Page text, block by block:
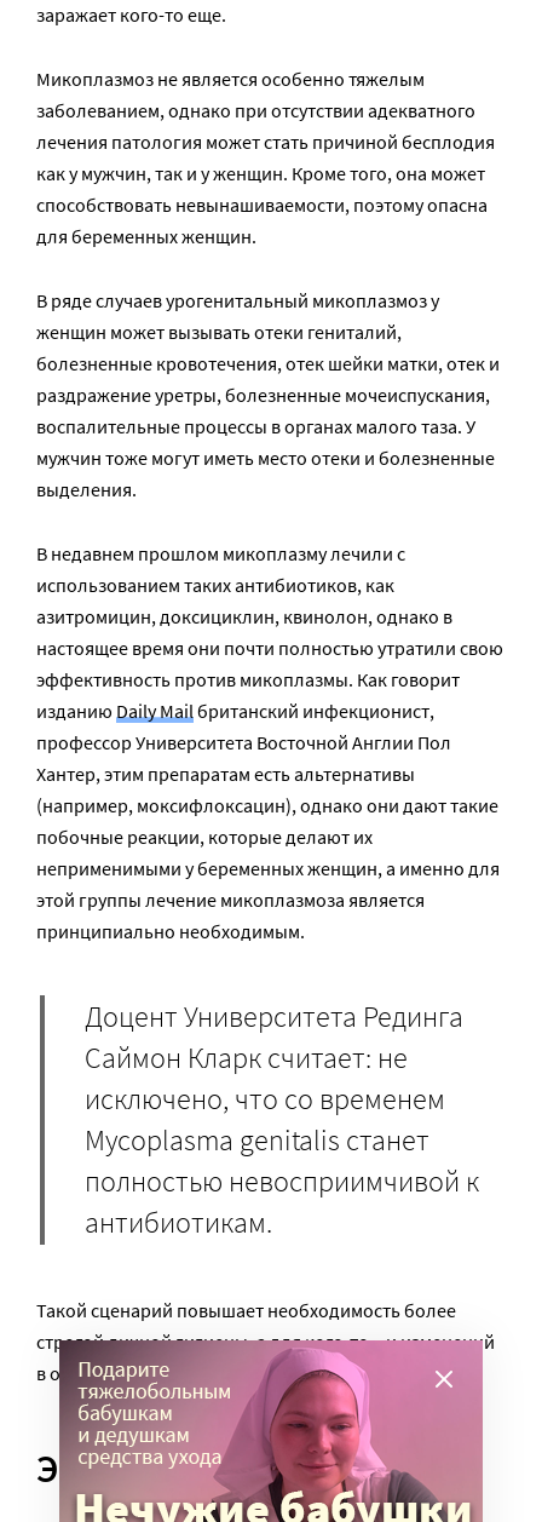
заражает кого-то еще.
Микоплазмоз не является особенно тяжелым
заболеванием, однако при отсутствии адекватного
лечения патология может стать причиной бесплодия
как у мужчин, так и у женщин. Кроме того, она может
способствовать невынашиваемости, поэтому опасна
для беременных женщин.
В ряде случаев урогенитальный микоплазмоз у
женщин может вызывать отеки гениталий,
болезненные кровотечения, отек шейки матки, отек и
раздражение уретры, болезненные мочеиспускания,
воспалительные процессы в органах малого таза. У
мужчин тоже могут иметь место отеки и болезненные
выделения.
В недавнем прошлом микоплазму лечили с
использованием таких антибиотиков, как
азитромицин, доксициклин, квинолон, однако в
настоящее время они почти полностью утратили свою
эффективность против микоплазмы. Как говорит
изданию Daily Mail британский инфекционист,
профессор Университета Восточной Англии Пол
Хантер, этим препаратам есть альтернативы
(например, моксифлоксацин), однако они дают такие
побочные реакции, которые делают их
неприменимыми у беременных женщин, а именно для
этой группы лечение микоплазмоза является
принципиально необходимым.
Доцент Университета Рединга
Саймон Кларк считает: не
исключено, что со временем
Mycoplasma genitalis станет
полностью невосприимчивой к
антибиотикам.
Такой сценарий повышает необходимость более
строгой личной гигиены, а для кого-то – и изменений
в образе жизни.
Экономические вызовы